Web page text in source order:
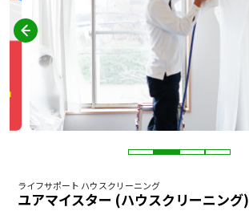
ライフサポート ハウスクリーニング
ユアマイスター (ハウスクリーニング)